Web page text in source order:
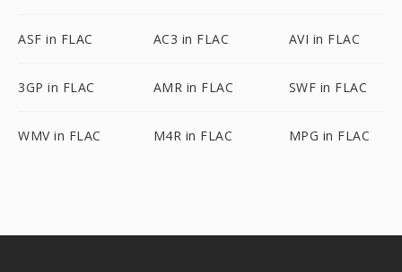
ASF in FLAC AC3 in FLAC AVI in FLAC
3GP in FLAC AMR in FLAC SWF in FLAC
WMV in FLAC M4R in FLAC MPG in FLAC